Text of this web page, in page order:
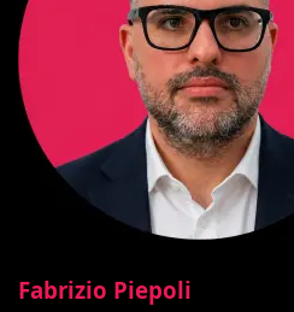
Fabrizio Piepoli